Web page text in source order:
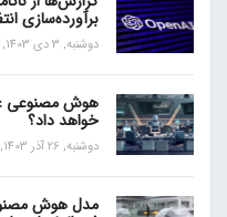
برآورده‌سازی
دوشنبه, 3 دی 1403, ساعت 0:35
هوش مصنوعی
خواهد داد؟
دوشنبه, 26 آذر 1403, ساعت 17:57
مدل هوش